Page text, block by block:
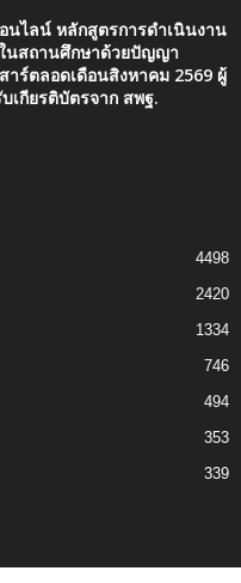
นไลน์ หลักสูตรการดำเนินงาน
นสถานศึกษาด้วยปัญญา
าร์ตลอดเดือนสิงหาคม 2569 ผู้
เกียรติบัตรจาก สพฐ.
4498
2420
1334
746
494
353
339